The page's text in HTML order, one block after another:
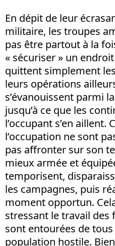
En dépit de leur
militaire, les troupes
pas être partout à la
« sécuriser » un
quittent simplement
leurs opérations
s’évanouissent parmi
jusqu’à ce que les
l’occupant s’en
l’occupation ne sont
pas affronter sur son
mieux armée et
temporisent,
les campagnes, puis
moment opportun.
stressant le travail des
sont entourées de
population hostile.